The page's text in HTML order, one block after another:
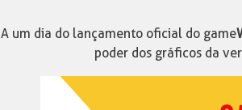
A um dia do lançamento oficial do game
poder dos gráficos da